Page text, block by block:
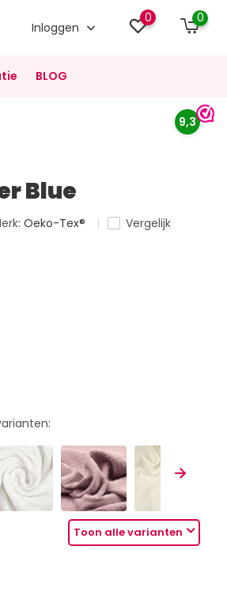
Inloggen
0 0
BLOG
9,3
Blue
Oeko-Tex® Vergelijk
Toon alle varianten